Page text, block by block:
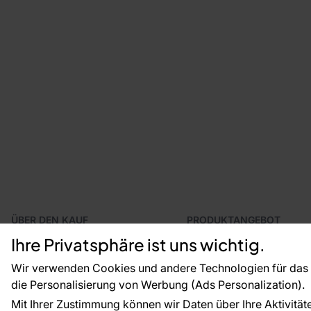
Ihre Privatsphäre ist uns wichtig.
Wir verwenden Cookies und andere Technologien für
die Personalisierung von Werbung (Ads Personalization).
Mit Ihrer Zustimmung können wir Daten über Ihre
ÜBER DEN KAUF
Versand und Bezahlung
Vertragsrücktritt
Reklamationsverfahren
Rücksendung von Waren
CE-Zertifizierung
PRODUKTANGEBOT
Fototapeten
Leiste
Dekoration
Selbstklebende Folien
Zubehör